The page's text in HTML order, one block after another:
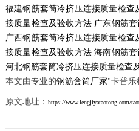
福建钢筋套筒冷挤压连接质量检查
接质量检查及验收方法 广东钢筋
广西钢筋套筒冷挤压连接质量检查
接质量检查及验收方法 海南钢筋
河北钢筋套筒冷挤压连接质量检查
本文由专业的钢筋套筒厂家"卡普乐
原文地址： https://www.lengjiyataotong.com/